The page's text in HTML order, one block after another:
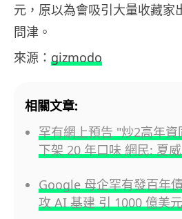
元，原以為會吸引大量收藏家
問津。
來源： gizmodo
相關文章:
罕有網上預告 "炒2高年
下架 20 年口味 網民: 夏
Google 母企罕有發百年
攻 AI 基建 引 1000 億美